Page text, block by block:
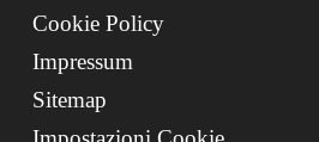
Cookie Policy
Impressum
Sitemap